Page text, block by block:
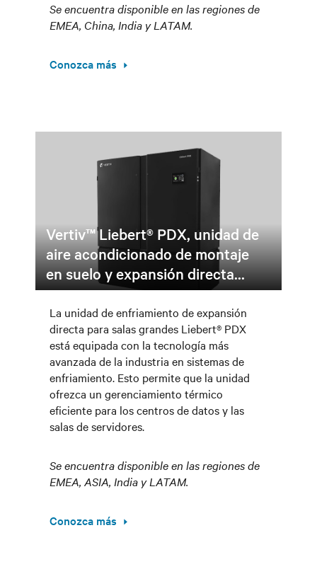
Se encuentra disponible en las regiones de
EMEA, China, India y LATAM.
Conozca más
Vertiv™ Liebert® PDX, unidad de
aire acondicionado de montaje
en suelo y expansión directa...
La unidad de enfriamiento de expansión
directa para salas grandes Liebert® PDX
está equipada con la tecnología más
avanzada de la industria en sistemas de
enfriamiento. Esto permite que la unidad
ofrezca un gerenciamiento térmico
eficiente para los centros de datos y las
salas de servidores.
Se encuentra disponible en las regiones de
EMEA, ASIA, India y LATAM.
Conozca más